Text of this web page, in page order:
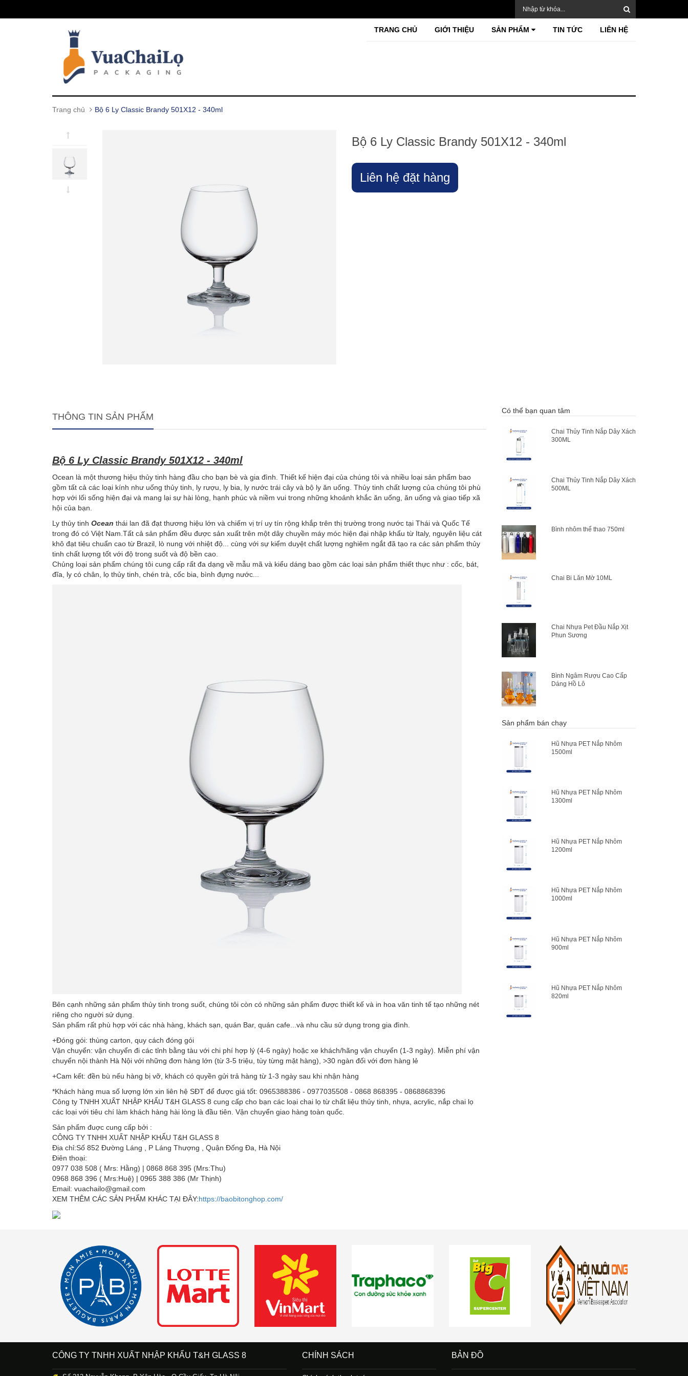
TRANG CHỦ GIỚI THIỆU SẢN PHẨM TIN TỨC LIÊN HỆ
Trang chủ Bộ 6 Ly Classic Brandy 501X12 - 340ml
Bộ 6 Ly Classic Brandy 501X12 - 340ml
Liên hệ đặt hàng
THÔNG TIN SẢN PHẨM
Bộ 6 Ly Classic Brandy 501X12 - 340ml
Ocean là một thương hiệu thủy tinh hàng đầu cho bạn bè và gia đình. Thiết kế hiện đại của chúng tôi và nhiều loại sản phẩm bao
gồm tất cả các loại kính như uống thủy tinh, ly rượu, ly bia, ly nước trái cây và bộ ly ăn uống. Thủy tinh chất lượng của chúng tôi phù
hợp với lối sống hiện đại và mang lại sự hài lòng, hạnh phúc và niềm vui trong những khoảnh khắc ăn uống, ăn uống và giao tiếp xã
hội của bạn.
Ly thủy tinh Ocean thái lan đã đạt thương hiệu lớn và chiếm vị trí uy tín rộng khắp trên thị trường trong nước tại Thái và Quốc Tế
trong đó có Việt Nam.Tất cả sản phẩm đều được sản xuất trên một dây chuyền máy móc hiện đại nhập khẩu từ Italy, nguyên liệu cát
khô đạt tiêu chuẩn cao từ Brazil, lò nung với nhiệt độ... cùng với sự kiểm duyệt chất lượng nghiêm ngắt đã tạo ra các sản phẩm thủy
tinh chất lượng tốt với độ trong suốt và độ bền cao.
Chủng loại sản phẩm chúng tôi cung cấp rất đa dạng về mẫu mã và kiểu dáng bao gồm các loại sản phẩm thiết thực như : cốc, bát,
đĩa, ly có chân, lọ thủy tinh, chén trà, cốc bia, bình đựng nước...
Bên cạnh những sản phẩm thủy tinh trong suốt, chúng tôi còn có những sản phẩm được thiết kế và in hoa văn tinh tế tạo những nét
riêng cho người sử dụng.
Sản phẩm rất phù hợp với các nhà hàng, khách sạn, quán Bar, quán cafe...và nhu cầu sử dụng trong gia đình.
+Đóng gói: thùng carton, quy cách đóng gói
Vận chuyển: vận chuyển đi các tỉnh bằng tàu với chi phí hợp lý (4-6 ngày) hoặc xe khách/hãng vận chuyển (1-3 ngày). Miễn phí vận
chuyển nội thành Hà Nội với những đơn hàng lớn (từ 3-5 triệu, tùy từng mặt hàng), >30 ngàn đối với đơn hàng lẻ
+Cam kết: đền bù nếu hàng bị vỡ, khách có quyền gửi trả hàng từ 1-3 ngày sau khi nhận hàng
*Khách hàng mua số lượng lớn xin liên hệ SĐT để được giá tốt: 0965388386 - 0977035508 - 0868 868395 - 0868868396
Công ty TNHH XUẤT NHẬP KHẨU T&H GLASS 8 cung cấp cho bạn các loại chai lọ từ chất liệu thủy tinh, nhựa, acrylic, nắp chai lọ
các loại với tiêu chí làm khách hàng hài lòng là đầu tiên. Vận chuyển giao hàng toàn quốc.
Sản phẩm đuợc cung cấp bởi :
CÔNG TY TNHH XUẤT NHẬP KHẨU T&H GLASS 8
Địa chỉ:Số 852 Đường Láng , P Láng Thượng , Quận Đống Đa, Hà Nội
Điên thoại:
0977 038 508 ( Mrs: Hằng) | 0868 868 395 (Mrs:Thu)
0968 868 396 ( Mrs:Huệ) | 0965 388 386 (Mr Thịnh)
Email: vuachailo@gmail.com
XEM THÊM CÁC SẢN PHẨM KHÁC TẠI ĐÂY:https://baobitonghop.com/
Có thể bạn quan tâm
Chai Thủy Tinh Nắp Dây Xách
300ML
Chai Thủy Tinh Nắp Dây Xách
500ML
Bình nhôm thể thao 750ml
Chai Bi Lăn Mờ 10ML
Chai Nhựa Pet Đầu Nắp Xịt
Phun Sương
Bình Ngâm Rượu Cao Cấp
Dáng Hồ Lô
Sản phẩm bán chạy
Hũ Nhựa PET Nắp Nhôm
1500ml
Hũ Nhựa PET Nắp Nhôm
1300ml
Hũ Nhựa PET Nắp Nhôm
1200ml
Hũ Nhựa PET Nắp Nhôm
1000ml
Hũ Nhựa PET Nắp Nhôm
900ml
Hũ Nhựa PET Nắp Nhôm
820ml
CÔNG TY TNHH XUẤT NHẬP KHẨU T&H GLASS 8 CHÍNH SÁCH BẢN ĐỒ